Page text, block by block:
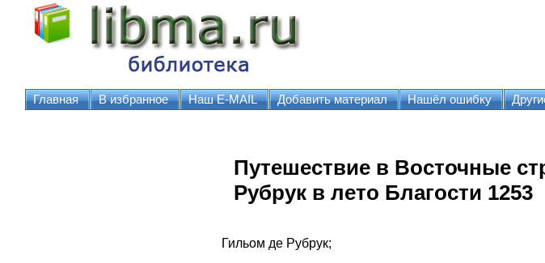
Главная В избранное Наш E-MAIL Добавить материал Нашёл ошибку
Путешествие в Восточные
Рубрук в лето Благости 1253
Гильом де Рубрук;